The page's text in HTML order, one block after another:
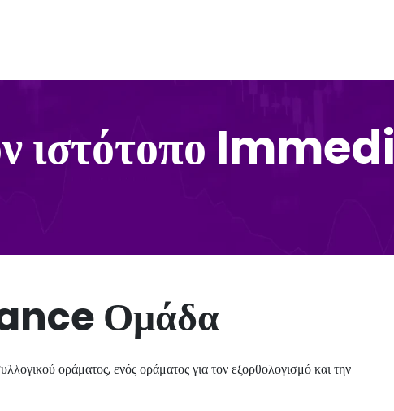
ιστότοπο
Ομάδα
οράματος, ενός οράματος για τον εξορθολογισμό και την